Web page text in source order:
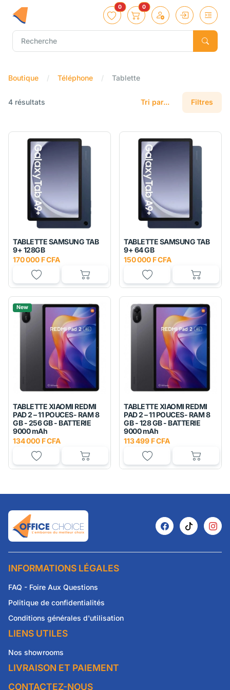
0 0
Boutique Téléphone Tablette
4 résultats Tri par... Filtres
TABLETTE SAMSUNG TAB
9+ 128GB
170 000 F CFA
TABLETTE SAMSUNG TAB
9+ 64 GB
150 000 F CFA
New
TABLETTE XIAOMI REDMI
PAD 2 – 11 POUCES- RAM 8
GB - 256 GB - BATTERIE
9000 mAh
134 000 F CFA
TABLETTE XIAOMI REDMI
PAD 2 – 11 POUCES- RAM 8
GB - 128 GB - BATTERIE
9000 mAh
113 499 F CFA
INFORMATIONS LÉGALES
FAQ - Foire Aux Questions
Politique de confidentialités
Conditions générales d'utilisation
LIENS UTILES
Nos showrooms
LIVRAISON ET PAIEMENT
CONTACTEZ-NOUS